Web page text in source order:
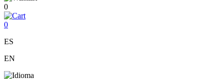
0
0
ES
EN